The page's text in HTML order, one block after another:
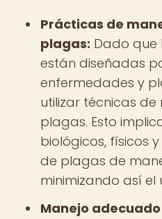
Prácticas de
plagas: Dado que
están diseñadas
enfermedades y
utilizar técnicas
plagas. Esto
biológicos, físicos
de plagas de
minimizando así el
Manejo